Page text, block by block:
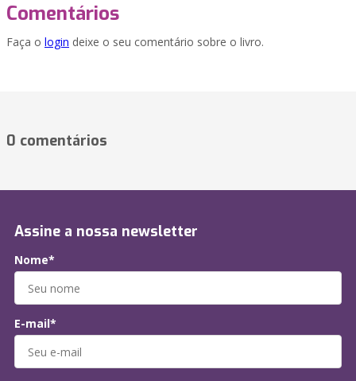
Comentários
Faça o login deixe o seu comentário sobre o livro.
0 comentários
Assine a nossa newsletter
Nome*
E-mail*